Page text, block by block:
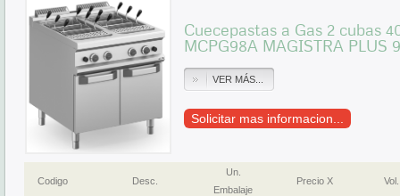
Cuecepastas a Gas 2 cubas
MCPG98A MAGISTRA PLUS
VER MÁS...
Solicitar mas informacion...
Codigo Desc.
Un.
Embalaje
Precio X Vol.